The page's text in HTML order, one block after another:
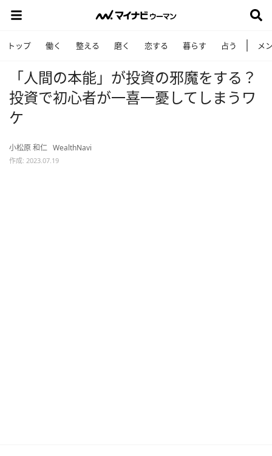
トップ 働く 整える 磨く 恋する 暮らす 占う メ
「人間の本能」が投資の邪魔をする？
投資で初心者が一喜一憂してしまうワ
ケ
小松原 和仁 WealthNavi
作成: 2023.07.19